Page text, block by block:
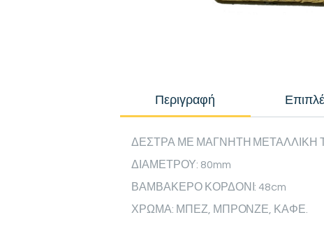
Περιγραφή
ΔΕΣΤΡΑ ΜΕ ΜΑΓΝΗΤΗ ΜΕΤΑΛΛΙΚΗ
ΔΙΑΜΕΤΡΟΥ: 80mm
ΒΑΜΒΑΚΕΡΟ ΚΟΡΔΟΝΙ: 48cm
ΧΡΩΜΑ: ΜΠΕΖ, ΜΠΡΟΝΖΕ, ΚΑΦΕ.